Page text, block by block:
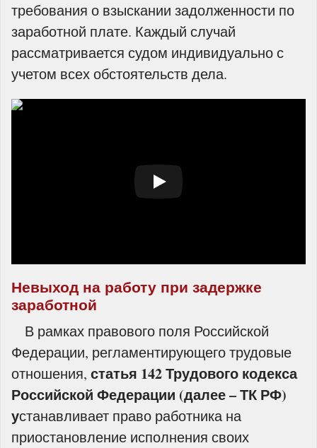
требования о взыскании задолженности по
заработной плате. Каждый случай
рассматривается судом индивидуально с
учетом всех обстоятельств дела.
Невыход на работу при задержке
заработной
В рамках правового поля Российской
Федерации, регламентирующего трудовые
отношения, статья 142 Трудового кодекса
Российской Федерации (далее – ТК РФ)
устанавливает право работника на
приостановление исполнения своих